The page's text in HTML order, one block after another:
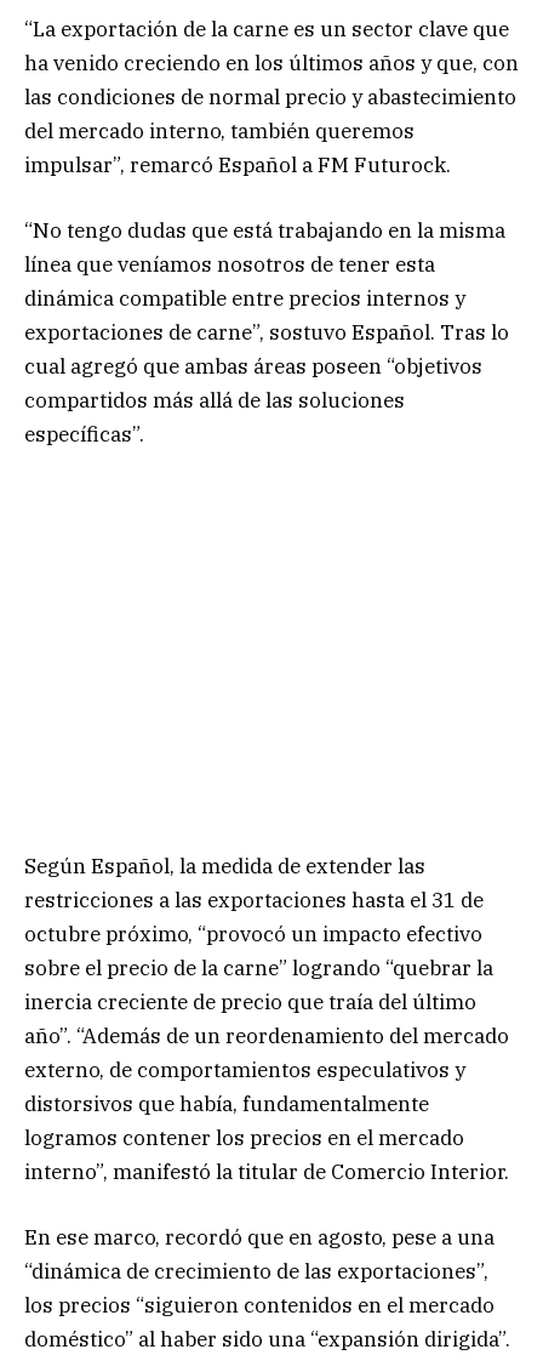
“La exportación de la carne es un sector clave que
ha venido creciendo en los últimos años y que, con
las condiciones de normal precio y abastecimiento
del mercado interno, también queremos
impulsar”, remarcó Español a FM Futurock.
“No tengo dudas que está trabajando en la misma
línea que veníamos nosotros de tener esta
dinámica compatible entre precios internos y
exportaciones de carne”, sostuvo Español. Tras lo
cual agregó que ambas áreas poseen “objetivos
compartidos más allá de las soluciones
específicas”.
Según Español, la medida de extender las
restricciones a las exportaciones hasta el 31 de
octubre próximo, “provocó un impacto efectivo
sobre el precio de la carne” logrando “quebrar la
inercia creciente de precio que traía del último
año”. “Además de un reordenamiento del mercado
externo, de comportamientos especulativos y
distorsivos que había, fundamentalmente
logramos contener los precios en el mercado
interno”, manifestó la titular de Comercio Interior.
En ese marco, recordó que en agosto, pese a una
“dinámica de crecimiento de las exportaciones”,
los precios “siguieron contenidos en el mercado
doméstico” al haber sido una “expansión dirigida”.